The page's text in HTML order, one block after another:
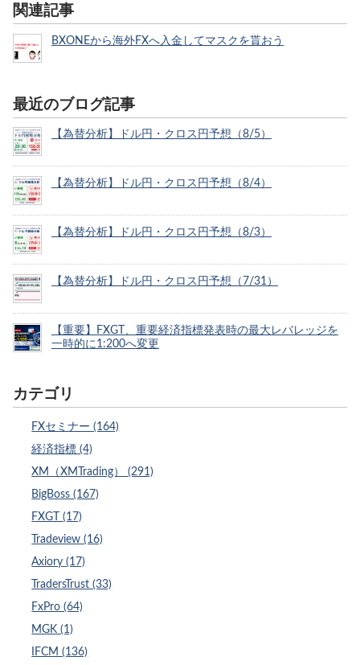
関連記事
BXONEから海外FXへ入金してマスクを貰おう
最近のブログ記事
【為替分析】ドル円・クロス円予想（8/5）
【為替分析】ドル円・クロス円予想（8/4）
【為替分析】ドル円・クロス円予想（8/3）
【為替分析】ドル円・クロス円予想（7/31）
【重要】FXGT、重要経済指標発表時の最大レバレッジを
一時的に1:200へ変更
カテゴリ
FXセミナー (164)
経済指標 (4)
XM（XMTrading） (291)
BigBoss (167)
FXGT (17)
Tradeview (16)
Axiory (17)
TradersTrust (33)
FxPro (64)
MGK (1)
IFCM (136)